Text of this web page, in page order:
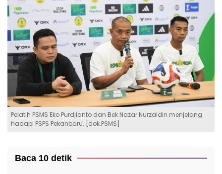
Pelatih PSMS Eko Purdjianto dan Bek Nazar Nurzaidin menjelang
hadapi PSPS Pekanbaru. [dok.PSMS]
Baca 10 detik